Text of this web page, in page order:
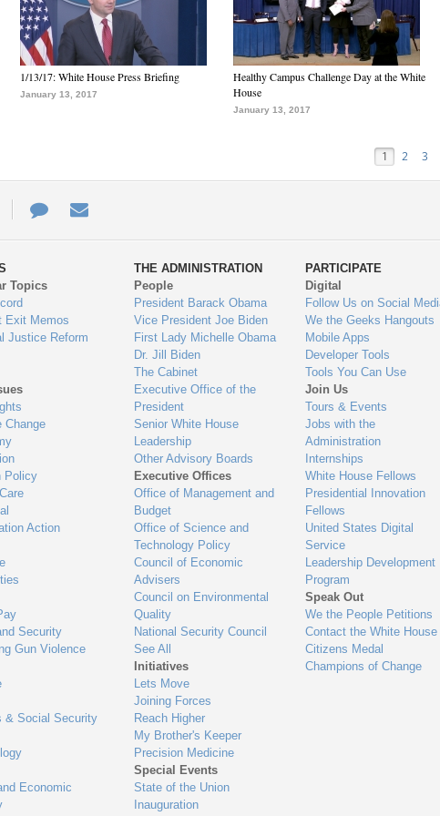
1/13/17: White House Press Briefing
January 13, 2017
Healthy Campus Challenge Day at the White
House
January 13, 2017
1 2 3